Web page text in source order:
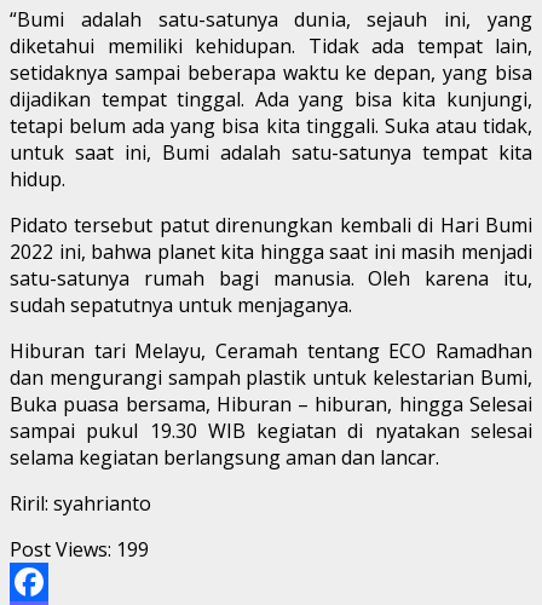
“Bumi adalah satu-satunya dunia, sejauh ini, yang
diketahui memiliki kehidupan. Tidak ada tempat lain,
setidaknya sampai beberapa waktu ke depan, yang bisa
dijadikan tempat tinggal. Ada yang bisa kita kunjungi,
tetapi belum ada yang bisa kita tinggali. Suka atau tidak,
untuk saat ini, Bumi adalah satu-satunya tempat kita
hidup.
Pidato tersebut patut direnungkan kembali di Hari Bumi
2022 ini, bahwa planet kita hingga saat ini masih menjadi
satu-satunya rumah bagi manusia. Oleh karena itu,
sudah sepatutnya untuk menjaganya.
Hiburan tari Melayu, Ceramah tentang ECO Ramadhan
dan mengurangi sampah plastik untuk kelestarian Bumi,
Buka puasa bersama, Hiburan – hiburan, hingga Selesai
sampai pukul 19.30 WIB kegiatan di nyatakan selesai
selama kegiatan berlangsung aman dan lancar.
Riril: syahrianto
Post Views: 199